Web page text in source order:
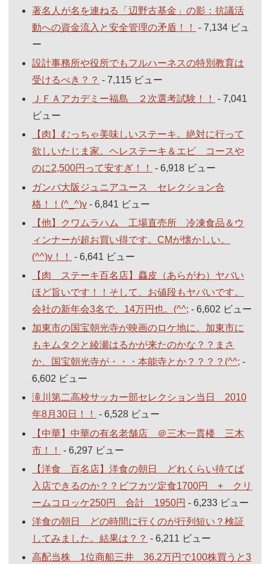
著名人が名を連ねる「辺野古基金」の影：抗議活
動への資金流入と安全管理の矛盾！！
- 7,134 ビュ
ー
設計事務所や役所でもフルハーネスの特別教育は
受けるべき？？ - 7,115 ビュー
ＪＦＡアカデミー福島 ２次選考試験！！
- 7,041
ビュー
【肉】むっちゃ美味しいステーキ。絶対に行って
欲しいたじま家。ヘレステーキ＆エビ コースや
のに2,500円って安すぎ！！
- 6,918 ビュー
ガンバ大阪ジュニアユース セレクション合
格！！(^_^)v - 6,841 ビュー
【他】クワムラハム 工場直売所 冷凍食品＆ウ
ィンナーが超お買い得です。CMが懐かしい。
(^^)v！！
- 6,641 ビュー
【肉 ステーキ百名店】麤皮（あらがわ）ヤバい
ほど旨いです！！そして、お値段もヤバいです。
会社の新年会3名で、14万円也。(^^; - 6,602 ビュー
加東市の国宝朝光寺が映画のロケ地に。加東市に
もキムタクと綾瀬はるかが来たのかな？？まさ
か、国宝朝光寺が・・・本能寺とか？？？？(^^; -
6,602 ビュー
滝川第二高校サッカー部セレクション当日 2010
年8月30日！！
- 6,528 ビュー
【中華】中華の有名老舗店 ＠三木一貫楼 三木
市！！
- 6,297 ビュー
【洋食 百名店】洋食の朝日 どれくらい待てば
入店できるのか？？ビフカツ定食1700円 + クリ
ームコロッケ250円 合計 1950円 - 6,233 ビュー
洋食の朝日 どの時間に行くのが行列短い？検証
してみました。結果は？？ - 6,211 ビュー
高配当株 1位商船三井 36.2万円で100株買うと3